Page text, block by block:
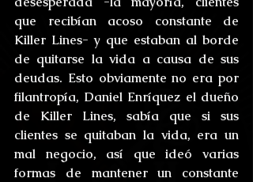
que recibían acoso constante de
Killer Lines- y que estaban al borde
de quitarse la vida a causa de sus
deudas. Esto obviamente no era por
filantropía, Daniel Enríquez el dueño
de Killer Lines, sabía que si sus
clientes se quitaban la vida, era un
mal negocio, así que ideó varias
formas de mantener un constante